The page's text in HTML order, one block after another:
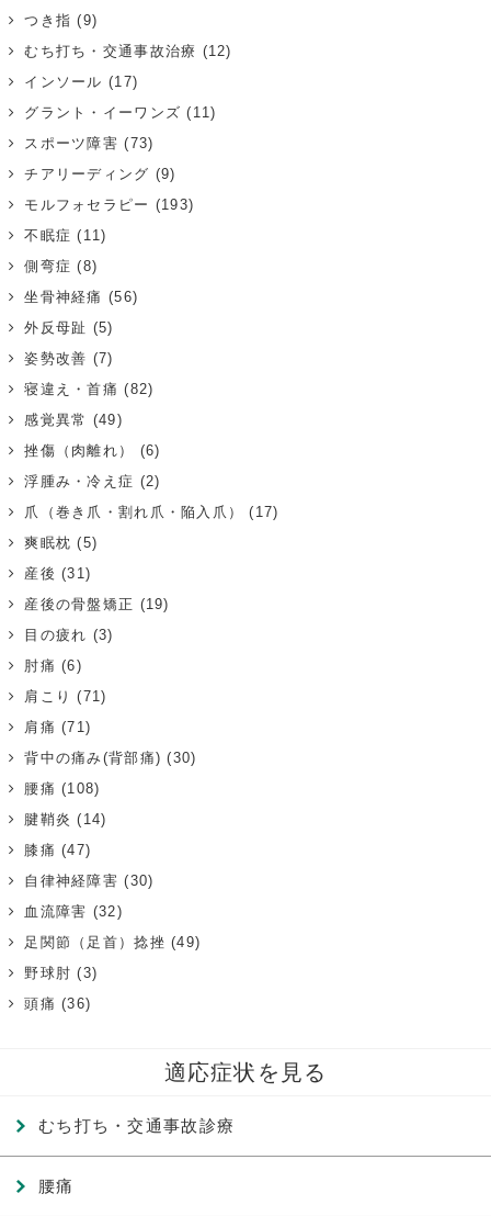
つき指 (9)
むち打ち・交通事故治療 (12)
インソール (17)
グラント・イーワンズ (11)
スポーツ障害 (73)
チアリーディング (9)
モルフォセラピー (193)
不眠症 (11)
側弯症 (8)
坐骨神経痛 (56)
外反母趾 (5)
姿勢改善 (7)
寝違え・首痛 (82)
感覚異常 (49)
挫傷（肉離れ）
(6)
浮腫み・冷え症 (2)
爪（巻き爪・割れ爪・陥入爪）
(17)
爽眠枕 (5)
産後 (31)
産後の骨盤矯正 (19)
目の疲れ (3)
肘痛 (6)
肩こり (71)
肩痛 (71)
背中の痛み(背部痛) (30)
腰痛 (108)
腱鞘炎 (14)
膝痛 (47)
自律神経障害 (30)
血流障害 (32)
足関節（足首）捻挫 (49)
野球肘 (3)
頭痛 (36)
適応症状を見る
むち打ち・交通事故診療
腰痛